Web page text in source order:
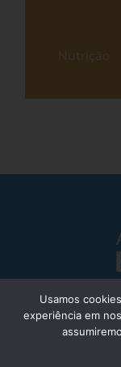
Nutrição
Responsável
© Einstein
Usamos
experiência em